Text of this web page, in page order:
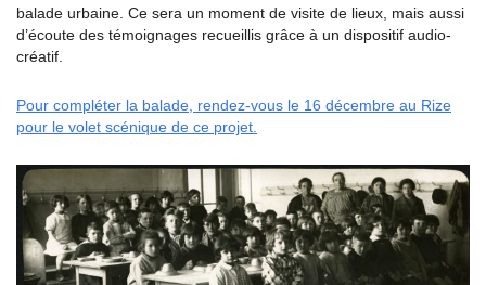
balade urbaine. Ce sera un moment de visite de lieux, mais aussi
d’écoute des témoignages recueillis grâce à un dispositif audio-
créatif.
Pour compléter la balade, rendez-vous le 16 décembre au Rize
pour le volet scénique de ce projet.